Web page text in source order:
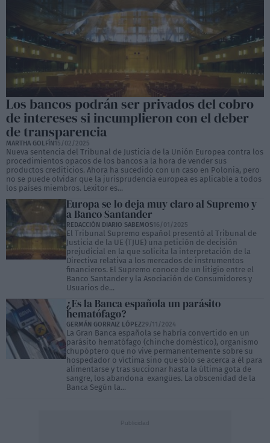
Los bancos podrán ser privados del cobro
de intereses si incumplieron con el deber
de transparencia
MARTHA GOLFÍN15/02/2025
Nueva sentencia del Tribunal de Justicia de la Unión Europea contra los
procedimientos opacos de los bancos a la hora de vender sus
productos crediticios. Ahora ha sucedido con un caso en Polonia, pero
no se puede olvidar que la jurisprudencia europea es aplicable a todos
los países miembros. Lexitor es...
Europa se lo deja muy claro al Supremo y
a Banco Santander
REDACCIÓN DIARIO SABEMOS16/01/2025
El Tribunal Supremo español presentó al Tribunal de
Justicia de la UE (TJUE) una petición de decisión
prejudicial en la que solicita la interpretación de la
Directiva relativa a los mercados de instrumentos
financieros. El Supremo conoce de un litigio entre el
Banco Santander y la Asociación de Consumidores y
Usuarios de...
¿Es la Banca española un parásito
hematófago?
GERMÁN GORRAIZ LÓPEZ29/11/2024
La Gran Banca española se habría convertido en un
parásito hematófago (chinche doméstico), organismo
chupóptero que no vive permanentemente sobre su
hospedador o víctima sino que sólo se acerca a él para
alimentarse y tras succionar hasta la última gota de
sangre, los abandona exangües. La obscenidad de la
Banca Según la...